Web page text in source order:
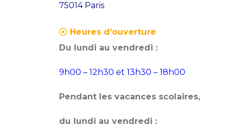
75014 Paris
Heures d’ouverture
Du lundi au vendredi :
9h00 – 12h30 et 13h30 – 18h00
Pendant les vacances scolaires,
du lundi au vendredi :